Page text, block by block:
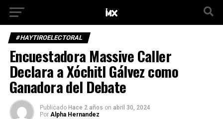
#HAYTIROELECTORAL
Encuestadora Massive Caller
Declara a Xóchitl Gálvez como
Ganadora del Debate
Publicado Hace 2 años on abril 30, 2024
Por Alpha Hernandez